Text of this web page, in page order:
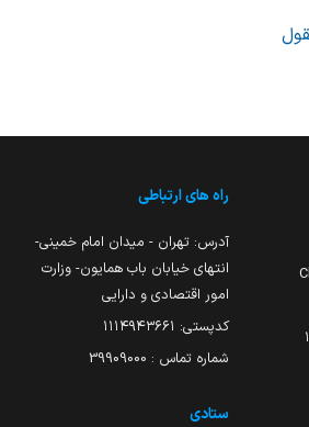
راه های ارتباطی
آدرس: تهران - میدان امام خمینی-
انتهای خیابان باب همایون- وزارت
امور اقتصادی و دارایی
کدپستی: ۱۱۱۴۹۴۳۶۶۱
شماره تماس : 39909000
ستادی